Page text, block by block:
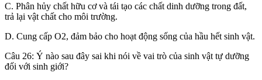
C. Phân hủy chất hữu cơ và tái tạo các chất dinh dưỡng trong đất,
trả lại vật chất cho môi trường.
D. Cung cấp O2, đảm bảo cho hoạt động sống của hầu hết sinh vật.
Câu 26: Ý nào sau đây sai khi nói về vai trò của sinh vật tự dưỡng
đối với sinh giới?